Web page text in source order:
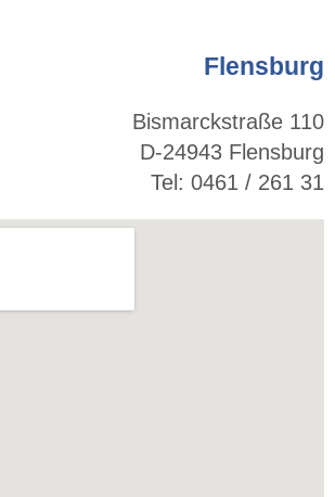
Flensburg
Bismarckstraße 110
D-24943 Flensburg
Tel: 0461 / 261 31